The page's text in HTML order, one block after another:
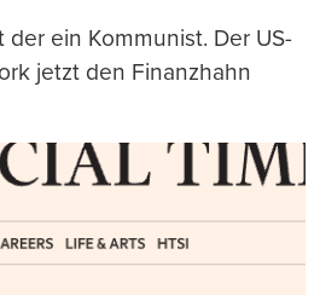
der ein Kommunist. Der US-
jetzt den Finanzhahn